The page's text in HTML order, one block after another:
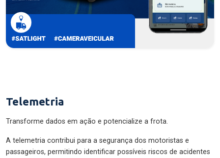
Telemetria
Transforme dados em ação e potencialize a frota.
A telemetria contribui para a segurança dos motoristas e
passageiros, permitindo identificar possíveis riscos de acidentes